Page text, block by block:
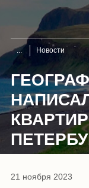
Новости
21 ноября 2023